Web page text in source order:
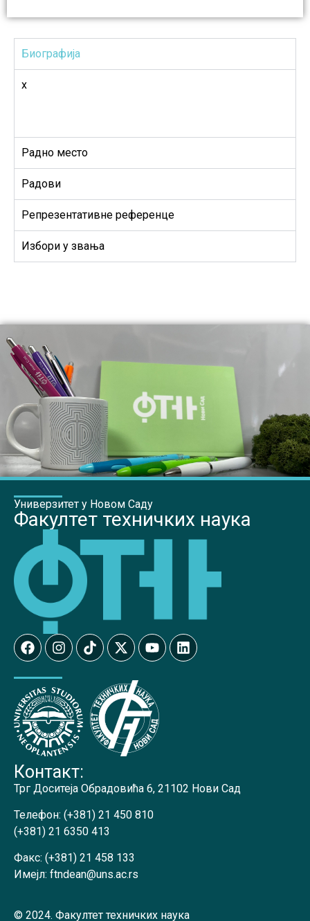
Биографија
x
Радно место
Радови
Репрезентативне референце
Избори у звања
Универзитет у Новом Саду
Факултет техничких наука
Контакт:
Трг Доситеја Обрадовића 6, 21102 Нови Сад
Телефон: (+381) 21 450 810
(+381) 21 6350 413
Факс: (+381) 21 458 133
Имејл: ftndean@uns.ac.rs
© 2024. Факултет техничких наука